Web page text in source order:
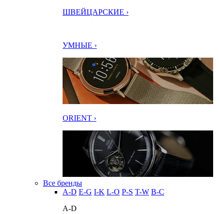
ШВЕЙЦАРСКИЕ ›
УМНЫЕ ›
ORIENT ›
Все бренды
A-D E-G I-K L-O P-S T-W В-С
A-D